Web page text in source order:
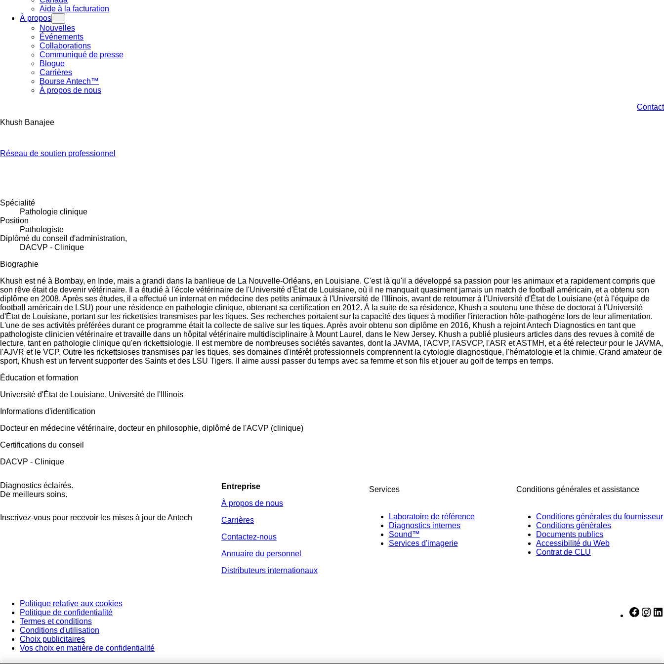
Aide à la facturation
À propos
Nouvelles
Événements
Collaborations
Communiqué de presse
Blogue
Carrières
Bourse Antech™
À propos de nous
Contact
Khush Banajee
Réseau de soutien professionnel
Spécialité
Pathologie clinique
Position
Pathologiste
Diplômé du conseil d'administration,
DACVP - Clinique
Biographie
Khush est né à Bombay, en Inde, mais a grandi dans la banlieue de La Nouvelle-Orléans, en Louisiane. C'est là qu'il a développé sa passion pour les animaux et a rapidement compris que
son rêve était de devenir vétérinaire. Il a étudié à l'école vétérinaire de l'Université d'État de Louisiane, où il ne manquait quasiment jamais un match de football américain, et a obtenu son
diplôme en 2008. Après ses études, il a effectué un internat en médecine des petits animaux à l'Université de l'Illinois, avant de retourner à l'Université d'État de Louisiane (et à l'équipe de
football américain de LSU) pour une résidence en pathologie clinique, obtenant sa certification en 2012. À la suite de sa résidence, Khush a soutenu une thèse de doctorat à l'Université
d'État de Louisiane, portant sur les rickettsies transmises par les tiques. Ses recherches portaient sur la capacité des tiques à modifier l'interaction hôte-pathogène lors de leur alimentation.
L'une de ses activités préférées durant ce programme était la collecte de salive sur les tiques. Après avoir obtenu son diplôme en 2016, Khush a rejoint Antech Diagnostics en tant que
pathologiste clinicien vétérinaire et travaille dans un hôpital vétérinaire multidisciplinaire à Mount Laurel, dans le New Jersey. Khush a publié plusieurs articles dans des revues à comité de
lecture, tant en pathologie clinique qu'en rickettsiologie. Il est membre de nombreuses sociétés savantes, dont la JAVMA, l'ACVP, l'ASVCP, l'ASR et ASTMH, et a été relecteur pour le JAVMA,
l'AJVR et le VCP. Outre les rickettsioses transmises par les tiques, ses domaines d'intérêt professionnels comprennent la cytologie diagnostique, l'hématologie et la chimie. Grand amateur de
sport, Khush est un fervent supporter des Saints et des LSU Tigers. Il aime aussi passer du temps avec sa femme et son fils et jouer au golf de temps en temps.
Éducation et formation
Université d'État de Louisiane, Université de l'Illinois
Informations d'identification
Docteur en médecine vétérinaire, docteur en philosophie, diplômé de l'ACVP (clinique)
Certifications du conseil
DACVP - Clinique
Diagnostics éclairés.
De meilleurs soins.
Inscrivez-vous pour recevoir les mises à jour de Antech
Entreprise
À propos de nous
Carrières
Contactez-nous
Annuaire du personnel
Distributeurs internationaux
Services
Laboratoire de référence
Diagnostics internes
Sound™
Services d'imagerie
Conditions générales et assistance
Conditions générales du fournisseur
Conditions générales
Documents publics
Accessibilité du Web
Contrat de CLU
Politique relative aux cookies
Politique de confidentialité
Termes et conditions
Conditions d'utilisation
Choix publicitaires
Vos choix en matière de confidentialité